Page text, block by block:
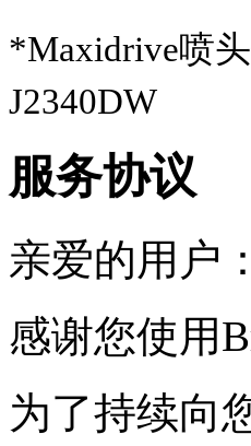
*Maxidrive喷
J2340DW
服务协议
亲爱的用户：
感谢您使用
为了持续向